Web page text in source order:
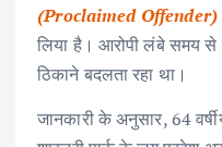
(Proclaimed Offender)
लिया है। आरोपी लंबे समय से
ठिकाने बदलता रहा था।
जानकारी के अनुसार, 64